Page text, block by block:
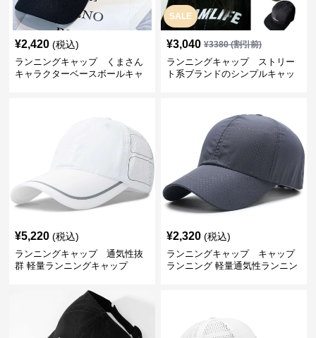
¥2,420 (税込)
ランニングキャップ くまさん
キャラクターベースボールキャ
SALE
¥3,040 ¥3380(割引前)
ランニングキャップ ストリー
ト系ブランドのシンプルキャッ
¥5,220 (税込)
ランニングキャップ 通気性抜
群 軽量ランニングキャップ
¥2,320 (税込)
ランニングキャップ キャップ
ランニング 軽量通気性ランニン